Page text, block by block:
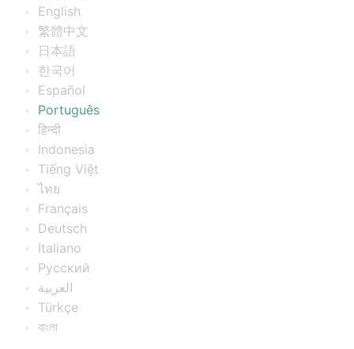
English
繁體中文
日本語
한국어
Español
Português
हिन्दी
Indonesia
Tiếng Việt
ไทย
Français
Deutsch
Italiano
Русский
العربية
Türkçe
বাংলা